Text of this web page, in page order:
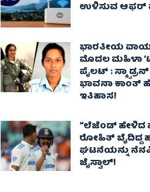
ಉಳಿಸುವ
ಭಾರತೀಯ
ಮೊದಲ ಮಹಿಳಾ
ಪೈಲಟ್ :
ಭಾವನಾ ಕಾಂತ್
ಇತಿಹಾಸ!
“ಲೆಜೆಂಡ್ ಹೇಳಿದ
ರೋಹಿತ್ ಬೈದಿದ್ದ
ಘಟನೆಯನ್ನು
ಜೈಸ್ವಾಲ್!